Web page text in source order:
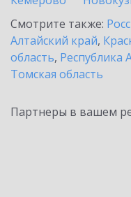
Смотрите также:
Алтайский край,
область, Республика
Томская область
Партнеры в вашем